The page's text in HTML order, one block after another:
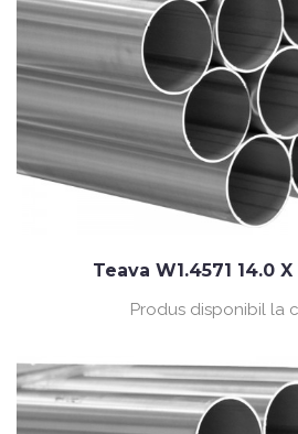
Teava W1.4571 14.0
Produs disponibil la